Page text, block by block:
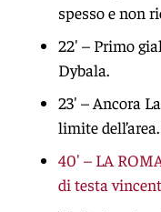
spesso e non
22′ – Primo
Dybala.
23′ – Ancora
limite
40′ – LA
di testa